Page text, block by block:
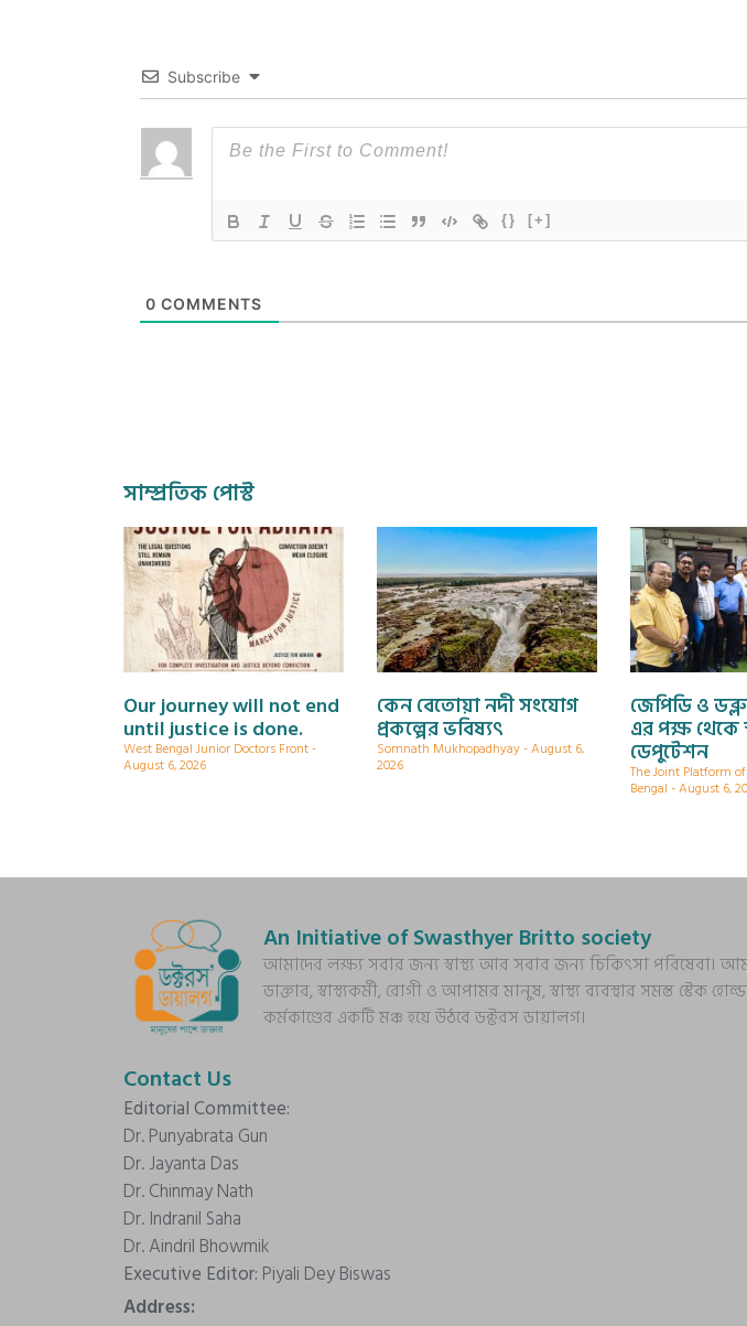
Subscribe
{} [+]
0 COMMENTS
সাম্প্রতিক পোস্ট
Our journey will not end
until justice is done.
West Bengal Junior Doctors Front
August 6, 2026
কেন বেতোয়া নদী সংযোগ
প্রকল্পের ভবিষ্যৎ
Somnath Mukhopadhyay August 6,
2026
জেপিডি ও
এর পক্ষ থেকে
ডেপুটেশন
The Joint Platform
Bengal August 6,
An Initiative of Swasthyer Britto society
আমাদের লক্ষ্য সবার জন্য স্বাস্থ্য আর সবার জন্য চিকিৎসা পরিষেবা।
ডাক্তার, স্বাস্থ্যকর্মী, রোগী ও আপামর মানুষ, স্বাস্থ্য ব্যবস্থার সমস্ত স্টেক
কর্মকাণ্ডের একটি মঞ্চ হয়ে উঠবে ডক্টরস ডায়ালগ।
Contact Us
Editorial Committee:
Dr. Punyabrata Gun
Dr. Jayanta Das
Dr. Chinmay Nath
Dr. Indranil Saha
Dr. Aindril Bhowmik
Executive Editor: Piyali Dey Biswas
Address: